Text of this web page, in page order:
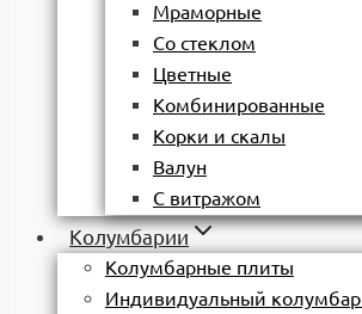
Мраморные
Со стеклом
Цветные
Комбинированные
Корки и скалы
Валун
С витражом
Колумбарии
Колумбарные плиты
Индивидуальный